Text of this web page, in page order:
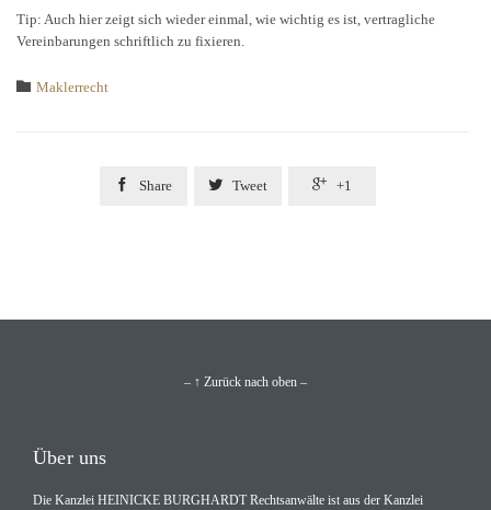
Tip: Auch hier zeigt sich wieder einmal, wie wichtig es ist, vertragliche
Vereinbarungen schriftlich zu fixieren.
 Category
Maklerrecht
 Share  Tweet  +1
– ↑ Zurück nach oben –
Über uns
Die Kanzlei HEINICKE BURGHARDT Rechtsanwälte ist aus der Kanzlei